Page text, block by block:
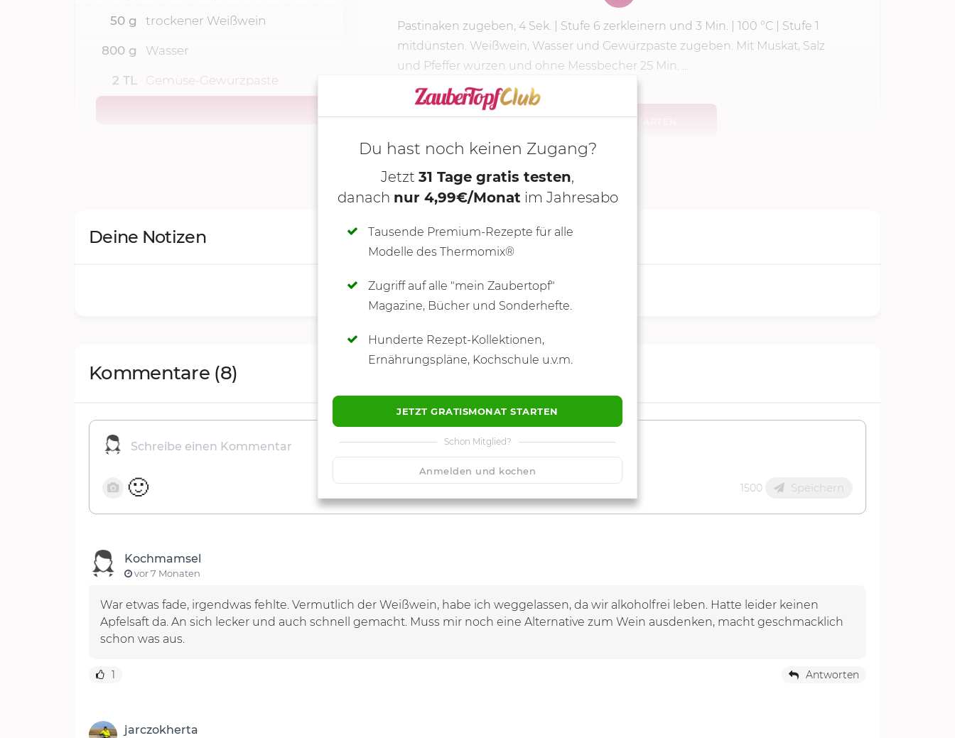
Pastinaken zugeben, 4 Sek. Stufe 6 zerkleinern und 3 Min. 100 °C | Stufe 1
mitdünsten. Weißwein, Wasser und Gewürzpaste zugeben. Mit Muskat, Salz
und Pfeffer würzen und ohne Messbecher 25 Min. ...
50 g trockener Weißwein
800 g Wasser
2 TL Gemüse-Gewürzpaste
Deine Notizen
SCHREIBE NEUE NOTIZ
Du hast noch keinen Zugang?
Jetzt 31 Tage gratis testen,
danach nur 4,99€/Monat im Jahresabo
Tausende Premium-Rezepte für alle
Modelle des Thermomix®
Zugriff auf alle "mein Zaubertopf"
Magazine, Bücher und Sonderhefte.
Hunderte Rezept-Kollektionen,
Ernährungspläne, Kochschule u.v.m.
JETZT GRATISMONAT STARTEN
Schon Mitglied?
Anmelden und kochen
Kommentare (8)
🙂 1500 Speichern
Kochmamsel
vor 7 Monaten
War etwas fade, irgendwas fehlte. Vermutlich der Weißwein, habe ich weggelassen, da wir alkoholfrei leben. Hatte leider keinen
Apfelsaft da. An sich lecker und auch schnell gemacht. Muss mir noch eine Alternative zum Wein ausdenken, macht geschmacklich
schon was aus.
1 Antworten
jarczokherta